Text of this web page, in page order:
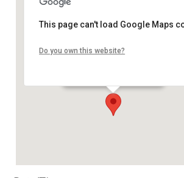
This page can't load Google Maps
Do you own this website?